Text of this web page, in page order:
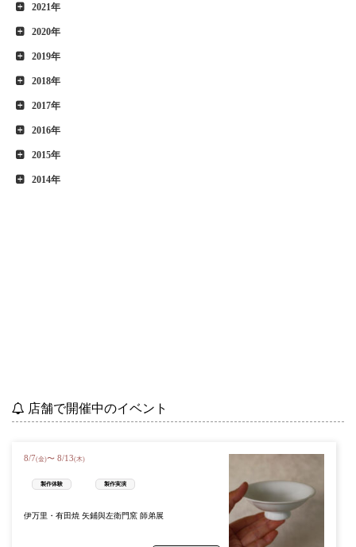
2021年
2020年
2019年
2018年
2017年
2016年
2015年
2014年
店舗で開催中のイベント
8/7(金)〜 8/13(木)
製作体験 製作実演
伊万里・有田焼 矢鋪與左衛門窯 師弟展